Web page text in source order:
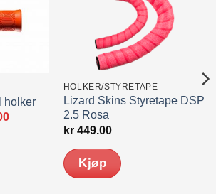
holker
Nåværende
HOLKER/STYRETAPE
Lizard Skins Styretape DSP
2.5 Rosa
kr449.00
Kjøp